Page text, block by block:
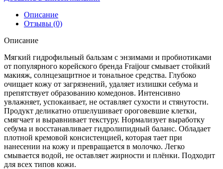
Описание
Отзывы (0)
Описание
Мягкий гидрофильный бальзам с энзимами и пробиотиками
от популярного корейского бренда Fraijour смывает стойкий
макияж, солнцезащитное и тональное средства. Глубоко
очищает кожу от загрязнений, удаляет излишки себума и
препятствует образованию комедонов. Интенсивно
увлажняет, успокаивает, не оставляет сухости и стянутости.
Продукт деликатно отшелушивает ороговевшие клетки,
смягчает и выравнивает текстуру. Нормализует выработку
себума и восстанавливает гидролипидный баланс. Обладает
плотной кремовой консистенцией, которая тает при
нанесении на кожу и превращается в молочко. Легко
смывается водой, не оставляет жирности и плёнки. Подходит
для всех типов кожи.